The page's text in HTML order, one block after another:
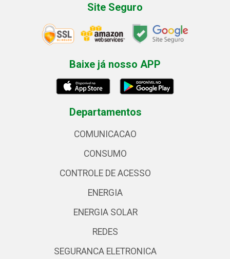
Site Seguro
Baixe já nosso APP
Departamentos
COMUNICACAO
CONSUMO
CONTROLE DE ACESSO
ENERGIA
ENERGIA SOLAR
REDES
SEGURANCA ELETRONICA